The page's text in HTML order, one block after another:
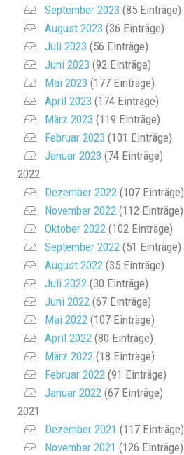
September 2023 (85 Einträge)
August 2023 (36 Einträge)
Juli 2023 (56 Einträge)
Juni 2023 (92 Einträge)
Mai 2023 (177 Einträge)
April 2023 (174 Einträge)
März 2023 (119 Einträge)
Februar 2023 (101 Einträge)
Januar 2023 (74 Einträge)
2022
Dezember 2022 (107 Einträge)
November 2022 (112 Einträge)
Oktober 2022 (102 Einträge)
September 2022 (51 Einträge)
August 2022 (35 Einträge)
Juli 2022 (30 Einträge)
Juni 2022 (67 Einträge)
Mai 2022 (107 Einträge)
April 2022 (80 Einträge)
März 2022 (18 Einträge)
Februar 2022 (91 Einträge)
Januar 2022 (67 Einträge)
2021
Dezember 2021 (117 Einträge)
November 2021 (126 Einträge)